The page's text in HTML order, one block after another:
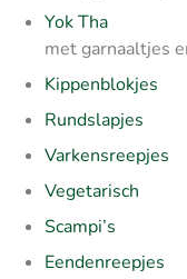
Yok Tha
met garnaaltjes
Kippenblokjes
Rundslapjes
Varkensreepjes
Vegetarisch
Scampi’s
Eendenreepjes